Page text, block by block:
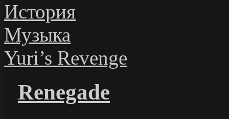
История
Музыка
Yuri’s Revenge
Renegade